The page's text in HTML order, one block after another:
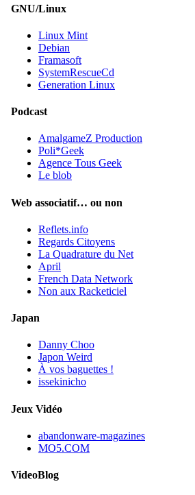
GNU/Linux
Linux Mint
Debian
Framasoft
SystemRescueCd
Generation Linux
Podcast
AmalgameZ Production
Poli*Geek
Agence Tous Geek
Le blob
Web associatif… ou non
Reflets.info
Regards Citoyens
La Quadrature du Net
April
French Data Network
Non aux Racketiciel
Japan
Danny Choo
Japon Weird
À vos baguettes !
issekinicho
Jeux Vidéo
abandonware-magazines
MO5.COM
VideoBlog